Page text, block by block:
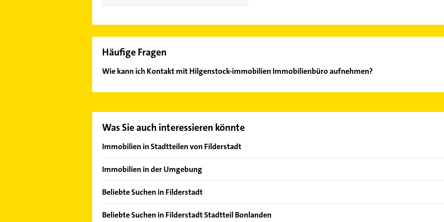
Häufige Fragen
Wie kann ich Kontakt mit Hilgenstock-immobilien Immobilienbüro aufnehmen?
Was Sie auch interessieren könnte
Immobilien in Stadtteilen von Filderstadt
Bernhausen
Plattenhardt
Immobilien in der Umgebung
Aichtal
Denkendorf Württemberg
Beliebte Suchen in Filderstadt
Bestatter
Beliebte Suchen in Filderstadt Stadtteil Bonlanden